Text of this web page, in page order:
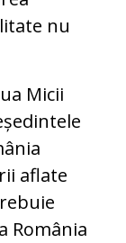
nu
Micii
aflate
România